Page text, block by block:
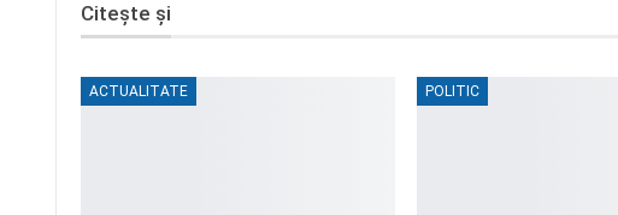
Citește și
ACTUALITATE POLITIC